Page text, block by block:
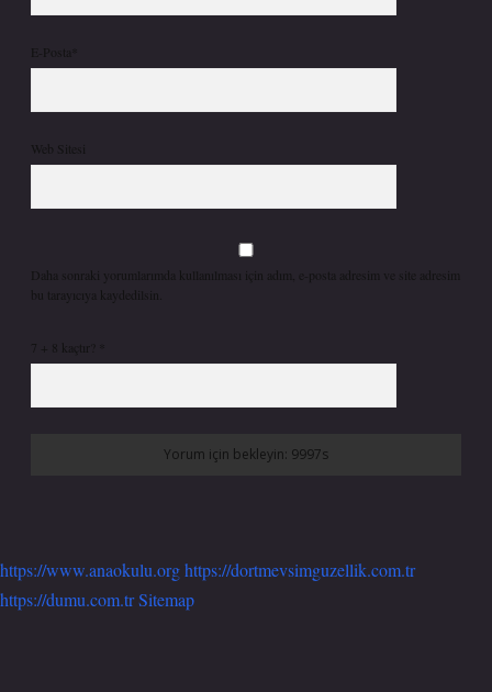
E-Posta*
Web Sitesi
Daha sonraki yorumlarımda kullanılması için adım, e-posta adresim ve site adresim
bu tarayıcıya kaydedilsin.
7 + 8 kaçtır?
https://www.anaokulu.orghttps://dortmevsimguzellik.com.tr
https://dumu.com.trSitemap